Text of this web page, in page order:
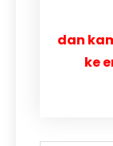
dan
ke